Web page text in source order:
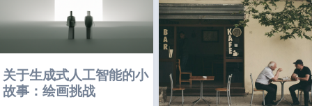
关于生成式人工智能的小
故事：绘画挑战